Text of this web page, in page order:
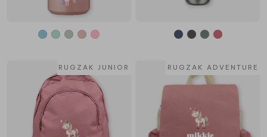
RUGZAK JUNIOR RUGZAK ADVENTURE